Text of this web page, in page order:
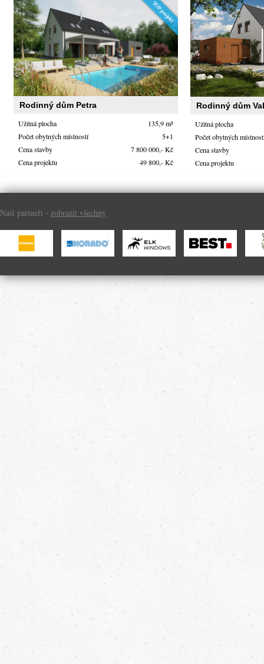
Rodinný dům Petra
Užitná plocha
135,9 m²
Počet obytných místností
5+1
Cena stavby
7 800 000,- Kč
Cena projektu
49 800,- Kč
Rodinný dům
Užitná plocha
Počet obytných
Cena stavby
Cena projektu
Naši partneři - zobrazit všechny